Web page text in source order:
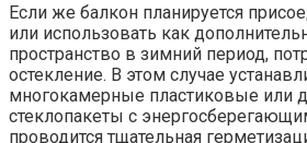
Если же балкон планируется
или использовать как
пространство в зимний период,
остекление. В этом случае
многокамерные пластиковые или
стеклопакеты с
проводится тщательная